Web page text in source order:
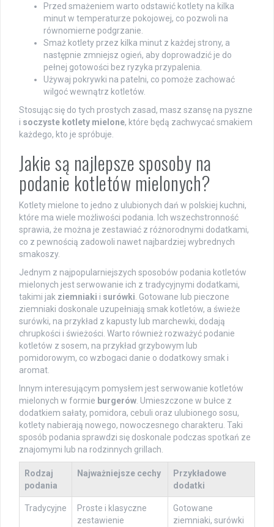
Przed smażeniem warto odstawić kotlety na kilka
minut w temperaturze pokojowej, co pozwoli na
równomierne podgrzanie.
Smaż kotlety przez kilka minut z każdej strony, a
następnie zmniejsz ogień, aby doprowadzić je do
pełnej gotowości bez ryzyka przypalenia.
Używaj pokrywki na patelni, co pomoże zachować
wilgoć wewnątrz kotletów.
Stosując się do tych prostych zasad, masz szansę na pyszne
i soczyste kotlety mielone, które będą zachwycać smakiem
każdego, kto je spróbuje.
Jakie są najlepsze sposoby na
podanie kotletów mielonych?
Kotlety mielone to jedno z ulubionych dań w polskiej kuchni,
które ma wiele możliwości podania. Ich wszechstronność
sprawia, że można je zestawiać z różnorodnymi dodatkami,
co z pewnością zadowoli nawet najbardziej wybrednych
smakoszy.
Jednym z najpopularniejszych sposobów podania kotletów
mielonych jest serwowanie ich z tradycyjnymi dodatkami,
takimi jak ziemniaki i surówki . Gotowane lub pieczone
ziemniaki doskonale uzupełniają smak kotletów, a świeże
surówki, na przykład z kapusty lub marchewki, dodają
chrupkości i świeżości. Warto również rozważyć podanie
kotletów z sosem, na przykład grzybowym lub
pomidorowym, co wzbogaci danie o dodatkowy smak i
aromat.
Innym interesującym pomysłem jest serwowanie kotletów
mielonych w formie burgerów . Umieszczone w bułce z
dodatkiem sałaty, pomidora, cebuli oraz ulubionego sosu,
kotlety nabierają nowego, nowoczesnego charakteru. Taki
sposób podania sprawdzi się doskonale podczas spotkań ze
znajomymi lub na rodzinnych grillach.
Rodzaj
podania
Najważniejsze cechy
Przykładowe
dodatki
Tradycyjne
Proste i klasyczne
zestawienie
Gotowane
ziemniaki, surówki